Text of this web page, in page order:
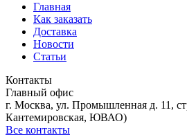
Главная
Как заказать
Доставка
Новости
Статьи
Контакты
Главный офис
г. Москва, ул. Промышленная д. 11,
Кантемировская, ЮВАО)
Все контакты